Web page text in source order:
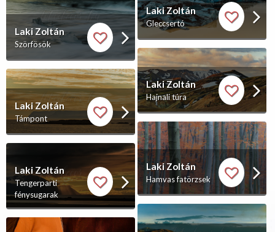
Laki Zoltán
Szörfösök
Laki Zoltán
Támpont
Laki Zoltán
Tengerparti
fénysugarak
Laki Zoltán
Gleccsertó
Laki Zoltán
Hajnali túra
Laki Zoltán
Hamvas fatörzsek